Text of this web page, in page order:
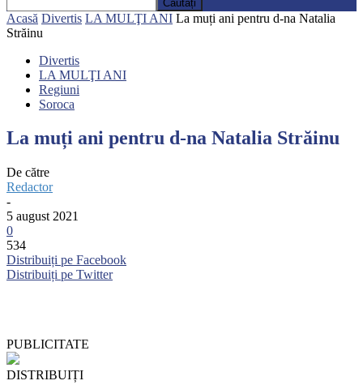
Acasă Divertis LA MULŢI ANI La muți ani pentru d-na Natalia
Străinu
Divertis
LA MULŢI ANI
Regiuni
Soroca
La muți ani pentru d-na Natalia Străinu
De către
Redactor
-
5 august 2021
0
534
Distribuiți pe Facebook
Distribuiți pe Twitter
PUBLICITATE
DISTRIBUIȚI